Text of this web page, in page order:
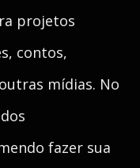
projetos
contos,
mídias. No
fazer sua